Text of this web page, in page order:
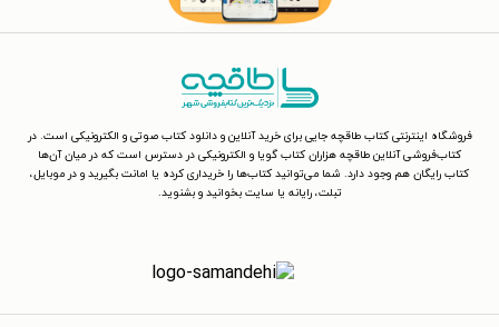
فروشگاه اینترنتی کتاب طاقچه جایی برای خرید آنلاین و دانلود کتاب صوتی و الکترونیکی است. در
کتاب‌فروشی آنلاین طاقچه هزاران کتاب گویا و الکترونیکی در دسترس است که در میان آن‌ها
کتاب رایگان هم وجود دارد. شما می‌توانید کتاب‌ها را خریداری کرده یا امانت بگیرید و در موبایل،
تبلت، رایانه یا سایت بخوانید و بشنوید.